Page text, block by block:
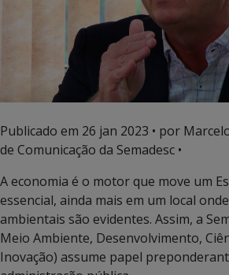
Publicado em 26 jan 2023 • por
de Comunicação da Semadesc •
A economia é o motor que move um
essencial, ainda mais em um local
ambientais são evidentes. Assim, a
Meio Ambiente, Desenvolvimento,
Inovação) assume papel